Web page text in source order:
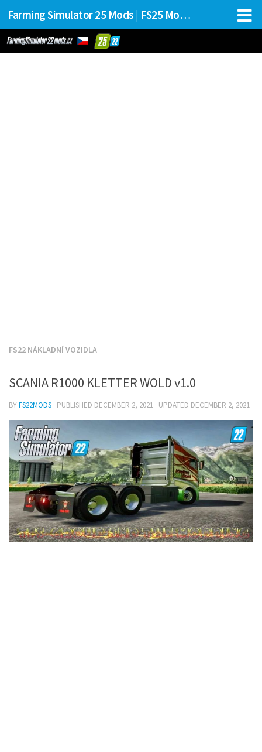
Farming Simulator 25 Mods | FS25 Mods Stahování
FS22 NÁKLADNÍ VOZIDLA
SCANIA R1000 KLETTER WOLD v1.0
BYFS22MODS · PUBLISHED DECEMBER 2, 2021 · UPDATED DECEMBER 2, 2021